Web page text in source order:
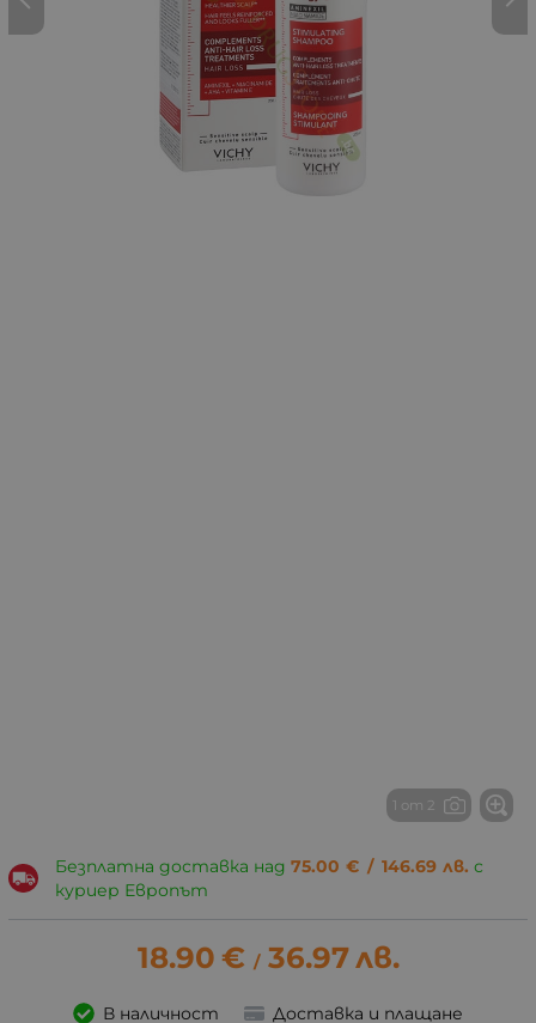
1 от 2
Безплатна доставка над 75.00 € / 146.69 лв. с
куриер Европът
18.90 € / 36.97лв.
В наличност Доставка и плащане